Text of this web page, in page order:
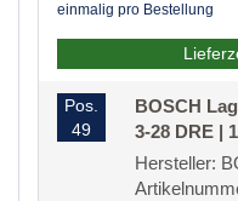
einmalig pro Bestellung
Pos.
49
BOSCH
3-28 DRE |
Hersteller: